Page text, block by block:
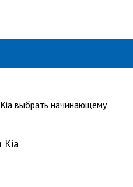
Kia